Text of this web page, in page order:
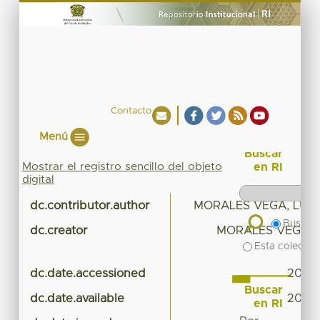
Contacto
Menú
Mostrar el registro sencillo del objeto
digital
dc.contributor.author MORALES VEGA,
dc.creator MORALES VEGA,
dc.date.accessioned
dc.date.available
Buscar
en RI
Buscar
Esta
Buscar
en RI